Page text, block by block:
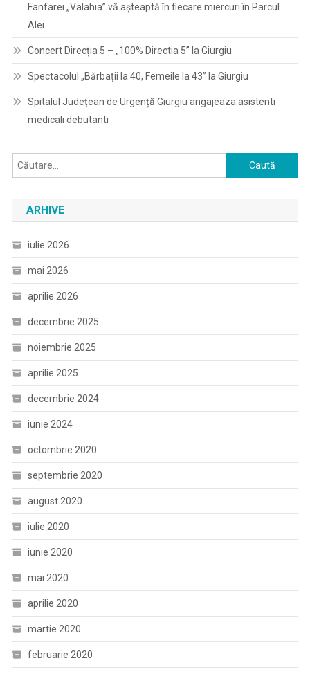
Fanfarei „Valahia” vă așteaptă în fiecare miercuri în Parcul
Alei
Concert Direcția 5 – „100% Directia 5” la Giurgiu
Spectacolul „Bărbații la 40, Femeile la 43” la Giurgiu
Spitalul Județean de Urgență Giurgiu angajeaza asistenti
medicali debutanti
Caută
după:
ARHIVE
iulie 2026
mai 2026
aprilie 2026
decembrie 2025
noiembrie 2025
aprilie 2025
decembrie 2024
iunie 2024
octombrie 2020
septembrie 2020
august 2020
iulie 2020
iunie 2020
mai 2020
aprilie 2020
martie 2020
februarie 2020